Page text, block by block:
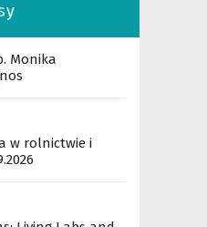
Monika
w rolnictwie i